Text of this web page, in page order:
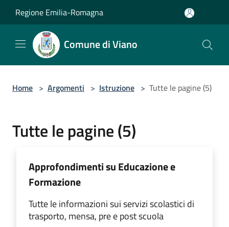
Regione Emilia-Romagna
Comune di Viano
Home > Argomenti > Istruzione > Tutte le pagine (5)
Tutte le pagine (5)
Approfondimenti su Educazione e
Formazione
Tutte le informazioni sui servizi scolastici di
trasporto, mensa, pre e post scuola